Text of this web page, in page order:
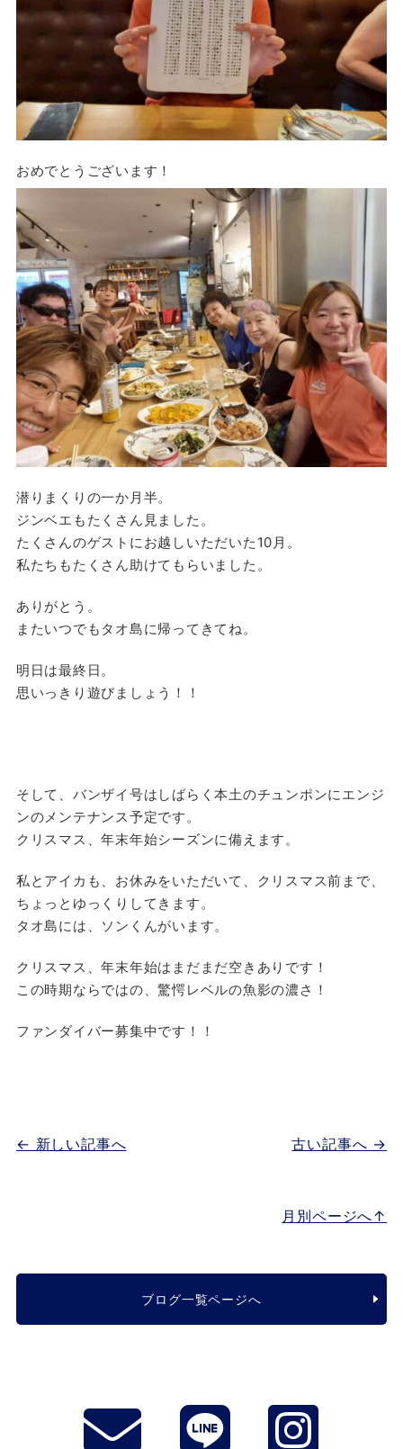
おめでとうございます！
潜りまくりの一か月半。
ジンベエもたくさん見ました。
たくさんのゲストにお越しいただいた10月。
私たちもたくさん助けてもらいました。
ありがとう。
またいつでもタオ島に帰ってきてね。
明日は最終日。
思いっきり遊びましょう！！
そして、バンザイ号はしばらく本土のチュンポンにエンジ
ンのメンテナンス予定です。
クリスマス、年末年始シーズンに備えます。
私とアイカも、お休みをいただいて、クリスマス前まで、
ちょっとゆっくりしてきます。
タオ島には、ソンくんがいます。
クリスマス、年末年始はまだまだ空きありです！
この時期ならではの、驚愕レベルの魚影の濃さ！
ファンダイバー募集中です！！
古い記事へ →
← 新しい記事へ
月別ページへ↑
ブログ一覧ページへ